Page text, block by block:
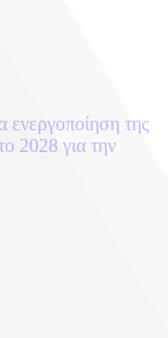
της
2028 για την